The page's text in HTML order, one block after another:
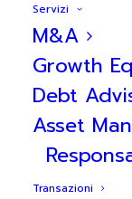
Servizi
M&A
Growth
Debt
Asset
Transazioni
advisor
DDM
vendita